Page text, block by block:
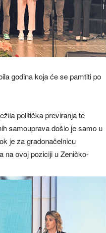
godina koja će se pamtiti po
politička previranja te
samouprava došlo je samo u
je za gradonačelnicu
na ovoj poziciji u Zeničko-